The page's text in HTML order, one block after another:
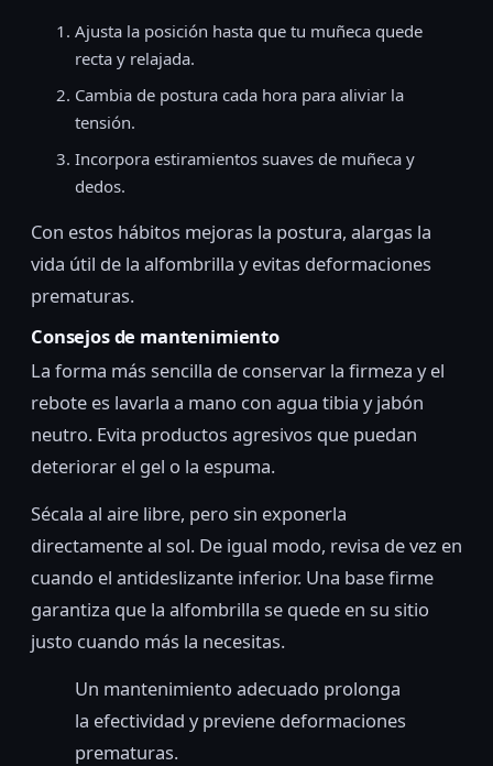
Ajusta la posición hasta que tu muñeca quede
recta y relajada.
Cambia de postura cada hora para aliviar la
tensión.
Incorpora estiramientos suaves de muñeca y
dedos.
Con estos hábitos mejoras la postura, alargas la
vida útil de la alfombrilla y evitas deformaciones
prematuras.
Consejos de mantenimiento
La forma más sencilla de conservar la firmeza y el
rebote es lavarla a mano con agua tibia y jabón
neutro. Evita productos agresivos que puedan
deteriorar el gel o la espuma.
Sécala al aire libre, pero sin exponerla
directamente al sol. De igual modo, revisa de vez en
cuando el antideslizante inferior. Una base firme
garantiza que la alfombrilla se quede en su sitio
justo cuando más la necesitas.
Un mantenimiento adecuado prolonga
la efectividad y previene deformaciones
prematuras.